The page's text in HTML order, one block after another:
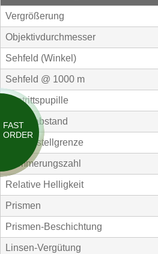
FAST
ORDER
Vergrößerung
Objektivdurchmesser
Sehfeld (Winkel)
Sehfeld @ 1000 m
Austrittspupille
Augenabstand
Naheinstellgrenze
Dämmerungszahl
Relative Helligkeit
Prismen
Prismen-Beschichtung
Linsen-Vergütung